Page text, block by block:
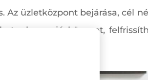
üzletközpont bejárása, cél
egy jó könyvet,